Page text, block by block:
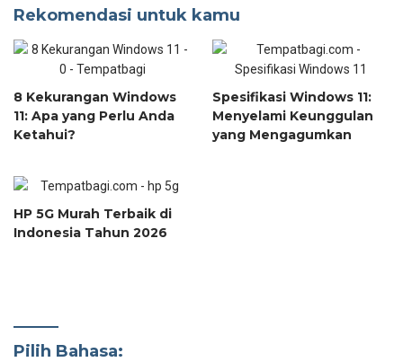
Rekomendasi untuk kamu
8 Kekurangan Windows
11: Apa yang Perlu Anda
Ketahui?
Spesifikasi Windows 11:
Menyelami Keunggulan
yang Mengagumkan
HP 5G Murah Terbaik di
Indonesia Tahun 2026
Pilih Bahasa: